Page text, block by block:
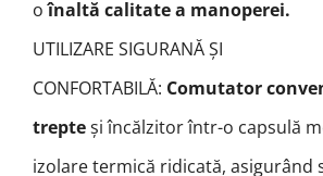
oînaltă calitate a manoperei.
UTILIZARE SIGURANĂ ȘI
CONFORTABILĂ: Comutator
trepteși încălzitor într-o capsulă
izolare termică ridicată, asigurând